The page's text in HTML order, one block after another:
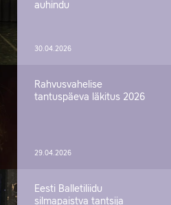
auhindu
30.04.2026
Rahvusvahelise
tantuspäeva läkitus 2026
29.04.2026
Eesti Balletiliidu
silmapaistva tantsija